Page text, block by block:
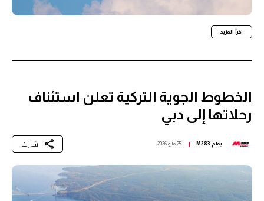
اقرأ المزيد
الخطوط الجوية التركية تعلن استئناف
رحلاتها إلى دبي
بقلم M283 25 مايو 2026 شارك